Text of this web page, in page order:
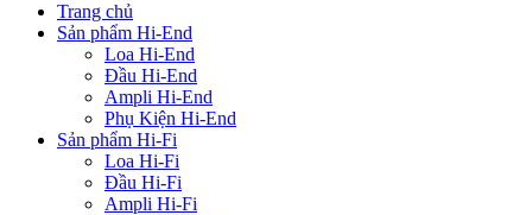
Trang chủ
Sản phẩm Hi-End
Loa Hi-End
Đầu Hi-End
Ampli Hi-End
Phụ Kiện Hi-End
Sản phẩm Hi-Fi
Loa Hi-Fi
Đầu Hi-Fi
Ampli Hi-Fi